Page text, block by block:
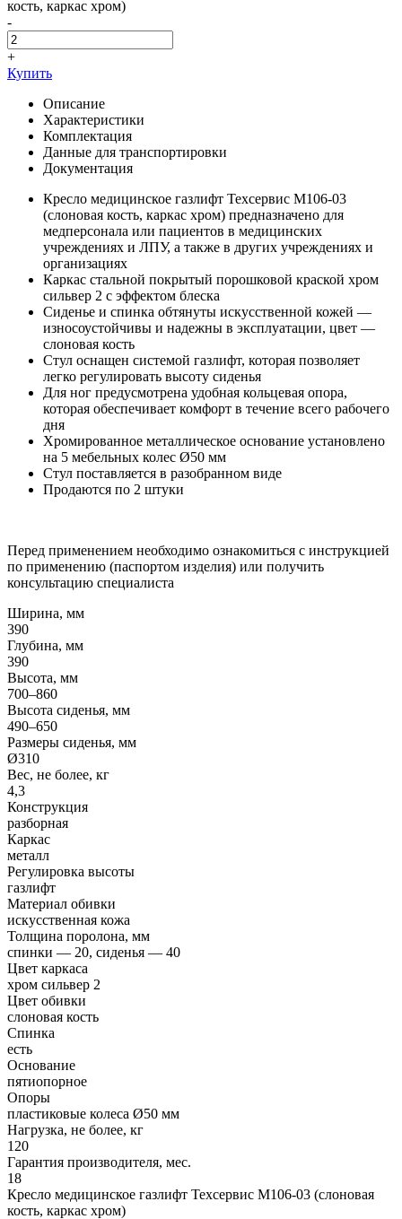
кость, каркас хром)
-
+
Купить
Описание
Характеристики
Комплектация
Данные для транспортировки
Документация
Кресло медицинское газлифт Техсервис М106-03
(слоновая кость, каркас хром) предназначено для
медперсонала или пациентов в медицинских
учреждениях и ЛПУ, а также в других учреждениях и
организациях
Каркас стальной покрытый порошковой краской хром
сильвер 2 с эффектом блеска
Сиденье и спинка обтянуты искусственной кожей —
износоустойчивы и надежны в эксплуатации, цвет —
слоновая кость
Стул оснащен системой газлифт, которая позволяет
легко регулировать высоту сиденья
Для ног предусмотрена удобная кольцевая опора,
которая обеспечивает комфорт в течение всего рабочего
дня
Хромированное металлическое основание установлено
на 5 мебельных колес Ø50 мм
Стул поставляется в разобранном виде
Продаются по 2 штуки
Перед применением необходимо ознакомиться с инструкцией
по применению (паспортом изделия) или получить
консультацию специалиста
Ширина, мм
390
Глубина, мм
390
Высота, мм
700–860
Высота сиденья, мм
490–650
Размеры сиденья, мм
Ø310
Вес, не более, кг
4,3
Конструкция
разборная
Каркас
металл
Регулировка высоты
газлифт
Материал обивки
искусственная кожа
Толщина поролона, мм
спинки — 20, сиденья — 40
Цвет каркаса
хром сильвер 2
Цвет обивки
слоновая кость
Спинка
есть
Основание
пятиопорное
Опоры
пластиковые колеса Ø50 мм
Нагрузка, не более, кг
120
Гарантия производителя, мес.
18
Кресло медицинское газлифт Техсервис М106-03 (слоновая
кость, каркас хром)